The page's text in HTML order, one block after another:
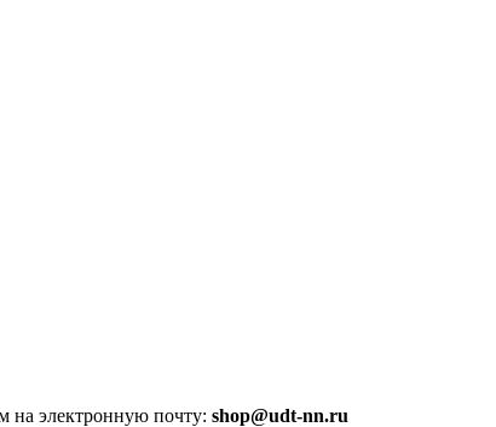
на электронную почту: shop@udt-nn.ru